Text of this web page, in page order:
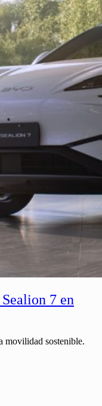
7 en
movilidad sostenible.